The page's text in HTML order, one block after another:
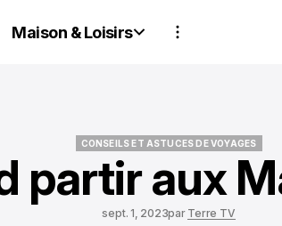
Maison & Loisirs
CONSEILS ET ASTUCES DE VOYAGES
CONSEILS ET ASTUCES DE VOYAGES
partir aux
sept. 1, 2023par Terre TV